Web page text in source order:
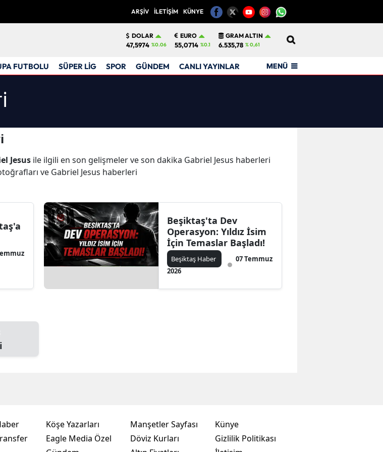
ARŞİV İLETİŞİM KÜNYE
DOLAR
47,5974 %0.06
EURO
55,0714 %0.1
GRAM ALTIN
6.535,78 % 0,61
FUTBOLU SÜPER LİG SPOR GÜNDEM CANLI YAYINLAR MENÜ
Jesus ile ilgili en son gelişmeler ve son dakika Gabriel Jesus haberleri
ve Gabriel Jesus haberleri
Beşiktaş'ta Dev
Operasyon: Yıldız İsim
İçin Temaslar Başladı!
Beşiktaş Haber
07 Temmuz
2026
Köşe Yazarları
Eagle Media Özel
Manşetler Sayfası
Döviz Kurları
Künye
Gizlilik Politikası